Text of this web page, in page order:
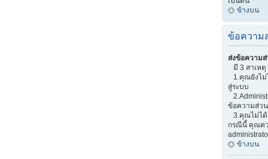
ข้างบน
ข้อความ
ส่งข้อความ
มี 3 สาเหตุ
1.คุณยังไม่
สู่ระบบ
ข้อความส่ว
3.คุณไม่ได้
กรณีนี้ คุณคว
ข้างบน